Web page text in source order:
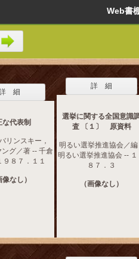
Web
細
な代表制
リンスキー，
ング／著 -- 千倉
９８７．１１
像なし）
詳 細
選挙に関する全国意識
査 〔１〕 原資料
明るい選挙推進協会／編
明るい選挙推進協会 --
８７．３
（画像なし）